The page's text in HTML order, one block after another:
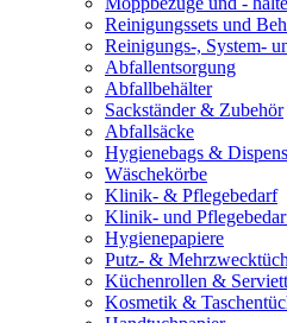
Reinigungssets und
Reinigungs-, System-
Abfallentsorgung
Abfallbehälter
Sackständer & Zubehör
Abfallsäcke
Hygienebags &
Wäschekörbe
Klinik- & Pflegebedarf
Klinik- und
Hygienepapiere
Putz- &
Küchenrollen &
Kosmetik &